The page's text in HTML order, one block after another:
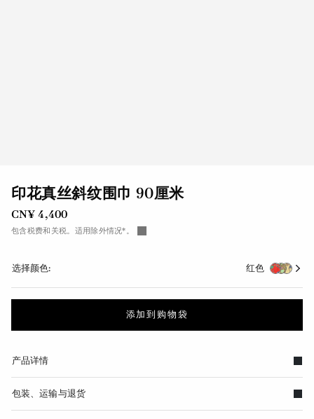
印花真丝斜纹围巾 90厘米
CN¥ 4,400
包含税费和关税。适用除外情况*。
选择颜色: 红色
添加到购物袋
产品详情
包装、运输与退货